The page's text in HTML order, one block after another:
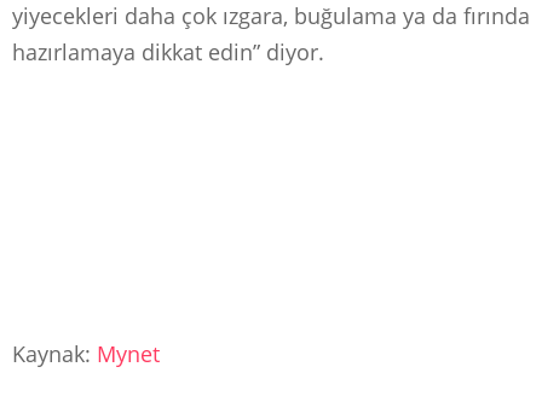
yiyecekleri daha çok ızgara, buğulama ya da fırında
hazırlamaya dikkat edin” diyor.
Kaynak: Mynet